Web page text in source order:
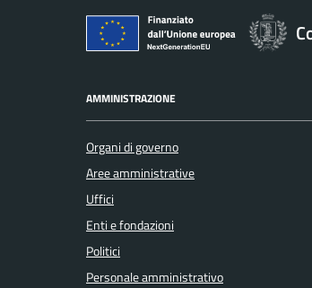
AMMINISTRAZIONE
Organi di governo
Aree amministrative
Uffici
Enti e fondazioni
Politici
Personale amministrativo